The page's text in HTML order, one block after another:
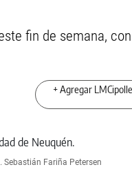
fin de semana,
+ Agregar
Sebastián Fariña Petersen